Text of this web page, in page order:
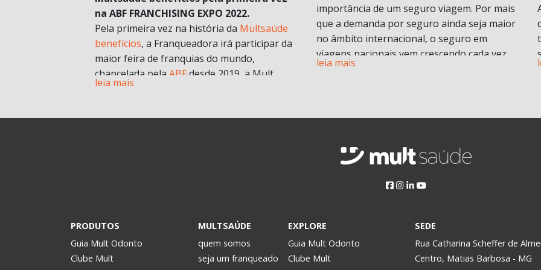
na ABF FRANCHISING EXPO 2022.
Pela primeira vez na história da Multsaúde
benefícios, a Franqueadora irá participar da
maior feira de franquias do mundo,
chancelada pela ABFdesde 2019, a Mult
chegará com muitas novidades e
A grande aposta da Mult para a Feira ABF
estratégias para estar mais próxima da
realidade dos potenciais investidores. Assim,
passou a oferecer os formatos de
leia mais
importância de um seguro viagem. Por mais
que a demanda por seguro ainda seja maior
no âmbito internacional, o seguro em
viagens nacionais vem crescendo cada vez
mais por procura de informações.
O que é seguro viagem?
Esse modelo de seguro normalmente cobre
Isso engloba despesas médicas e
contratempos com a própria viagem.
Pode ser contratado para viagens nacionais
leia mais
PRODUTOS
Guia Mult Odonto
Clube Mult
MULTSAÚDE
quem somos
seja um franqueado
EXPLORE
Guia Mult Odonto
Clube Mult
SEDE
Rua Catharina Scheffer de
Centro, Matias Barbosa - MG